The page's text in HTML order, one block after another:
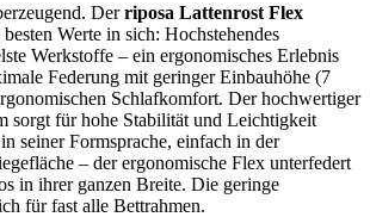
Derriposa Lattenrost Flex
Werte in sich: Hochstehendes
Werkstoffe – ein ergonomisches Erlebnis
Federung mit geringer Einbauhöhe (7
Schlafkomfort. Der hochwertiger
sorgt für hohe Stabilität und Leichtigkeit
seiner Formsprache, einfach in der
– der ergonomische Flex unterfedert
in ihrer ganzen Breite. Die geringe
für fast alle Bettrahmen.